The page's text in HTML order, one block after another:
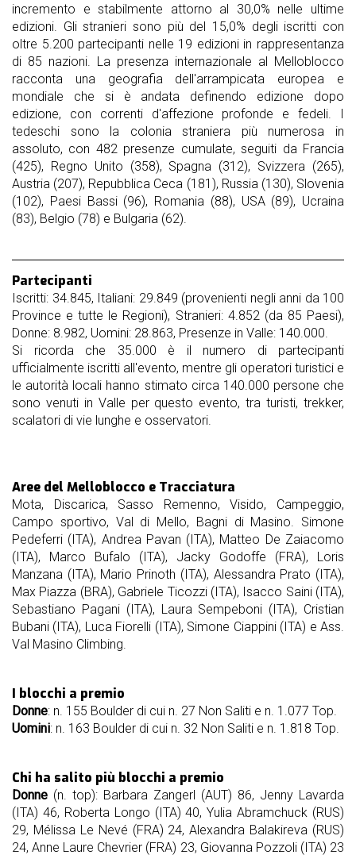
incremento e stabilmente attorno al 30,0% nelle ultime
edizioni. Gli stranieri sono più del 15,0% degli iscritti con
oltre 5.200 partecipanti nelle 19 edizioni in rappresentanza
di 85 nazioni. La presenza internazionale al Melloblocco
racconta una geografia dell'arrampicata europea e
mondiale che si è andata definendo edizione dopo
edizione, con correnti d'affezione profonde e fedeli. I
tedeschi sono la colonia straniera più numerosa in
assoluto, con 482 presenze cumulate, seguiti da Francia
(425), Regno Unito (358), Spagna (312), Svizzera (265),
Austria (207), Repubblica Ceca (181), Russia (130), Slovenia
(102), Paesi Bassi (96), Romania (88), USA (89), Ucraina
(83), Belgio (78) e Bulgaria (62).
Partecipanti
Iscritti: 34.845, Italiani: 29.849 (provenienti negli anni da 100
Province e tutte le Regioni), Stranieri: 4.852 (da 85 Paesi),
Donne: 8.982, Uomini: 28.863, Presenze in Valle: 140.000.
Si ricorda che 35.000 è il numero di partecipanti
ufficialmente iscritti all'evento, mentre gli operatori turistici e
le autorità locali hanno stimato circa 140.000 persone che
sono venuti in Valle per questo evento, tra turisti, trekker,
scalatori di vie lunghe e osservatori.
Aree del Melloblocco e Tracciatura
Mota, Discarica, Sasso Remenno, Visido, Campeggio,
Campo sportivo, Val di Mello, Bagni di Masino. Simone
Pedeferri (ITA), Andrea Pavan (ITA), Matteo De Zaiacomo
(ITA), Marco Bufalo (ITA), Jacky Godoffe (FRA), Loris
Manzana (ITA), Mario Prinoth (ITA), Alessandra Prato (ITA),
Max Piazza (BRA), Gabriele Ticozzi (ITA), Isacco Saini (ITA),
Sebastiano Pagani (ITA), Laura Sempeboni (ITA), Cristian
Bubani (ITA), Luca Fiorelli (ITA), Simone Ciappini (ITA) e Ass.
Val Masino Climbing.
I blocchi a premio
Donne: n. 155 Boulder di cui n. 27 Non Saliti e n. 1.077 Top.
Uomini: n. 163 Boulder di cui n. 32 Non Saliti e n. 1.818 Top.
Chi ha salito più blocchi a premio
Donne (n. top): Barbara Zangerl (AUT) 86, Jenny Lavarda
(ITA) 46, Roberta Longo (ITA) 40, Yulia Abramchuck (RUS)
29, Mélissa Le Nevé (FRA) 24, Alexandra Balakireva (RUS)
24, Anne Laure Chevrier (FRA) 23, Giovanna Pozzoli (ITA) 23